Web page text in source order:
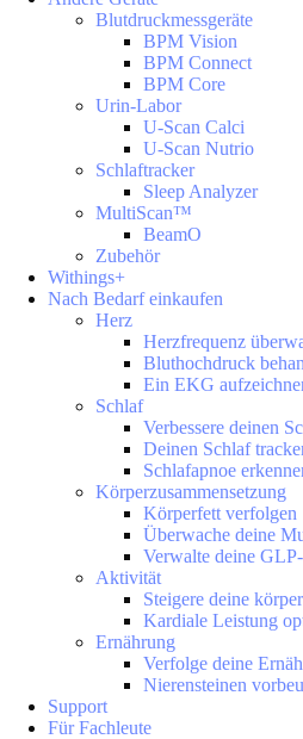
Blutdruckmessgeräte
BPM Vision
BPM Connect
BPM Core
Urin-Labor
U-Scan Calci
U-Scan Nutrio
Schlaftracker
Sleep Analyzer
MultiScan™
BeamO
Zubehör
Withings+
Nach Bedarf einkaufen
Herz
Herzfrequenz
Bluthochdruck
Ein EKG
Schlaf
Verbessere deinen
Deinen Schlaf
Schlafapnoe
Körperzusammensetzung
Körperfett verfolgen
Überwache deine
Verwalte deine
Aktivität
Steigere deine
Kardiale Leistung
Ernährung
Verfolge deine
Nierensteinen
Support
Für Fachleute